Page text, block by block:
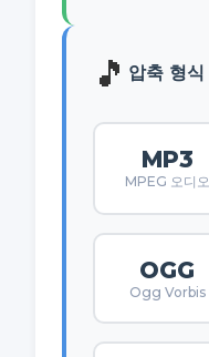
🎵 압축 형식
MP3
MPEG 오디오
OGG
Ogg Vorbis